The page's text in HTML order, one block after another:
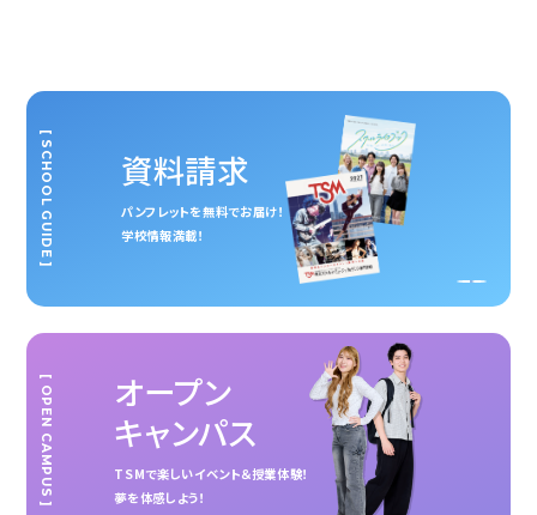
資料請求
パンフレットを無料でお届け！
学校情報満載！
[ SCHOOL GUIDE ]
オープン
キャンパス
TSMで楽しいイベント＆授業体験！
夢を体感しよう！
[ OPEN CAMPUS ]